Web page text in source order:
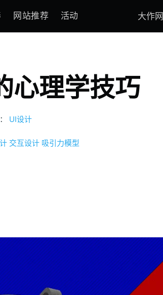
网站推荐 活动 大作网
心理学技巧
UI设计
交互设计 吸引力模型